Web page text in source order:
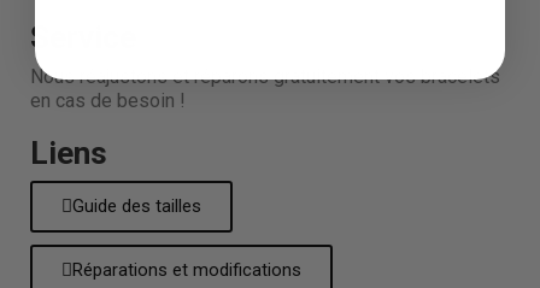
Service
Nous réajustons et réparons gratuitement vos bracelets
en cas de besoin !
Liens
Guide des tailles
Réparations et modifications